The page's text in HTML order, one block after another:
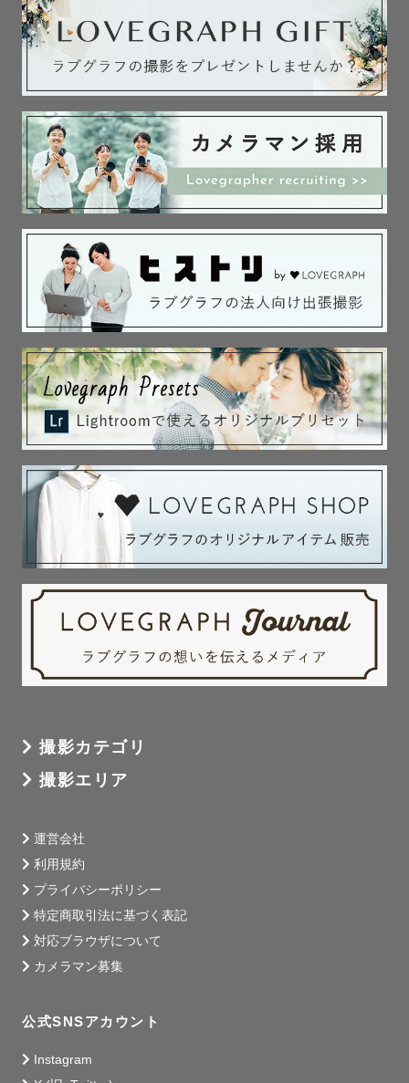
撮影カテゴリ
撮影エリア
運営会社
利用規約
プライバシーポリシー
特定商取引法に基づく表記
対応ブラウザについて
カメラマン募集
公式SNSアカウント
Instagram